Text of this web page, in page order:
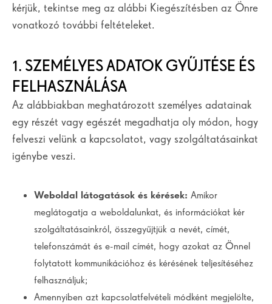
kérjük, tekintse meg az alábbi Kiegészítésben az Önre
vonatkozó további feltételeket.
1. SZEMÉLYES ADATOK GYŰJTÉSE ÉS
FELHASZNÁLÁSA
Az alábbiakban meghatározott személyes adatainak
egy részét vagy egészét megadhatja oly módon, hogy
felveszi velünk a kapcsolatot, vagy szolgáltatásainkat
igénybe veszi.
Weboldal látogatások és kérések: Amikor
meglátogatja a weboldalunkat, és információkat kér
szolgáltatásainkról, összegyűjtjük a nevét, címét,
telefonszámát és e-mail címét, hogy azokat az Önnel
folytatott kommunikációhoz és kérésének teljesítéséhez
felhasználjuk;
Amennyiben azt kapcsolatfelvételi módként megjelölte,